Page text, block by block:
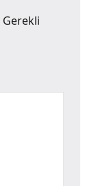
Gerekli